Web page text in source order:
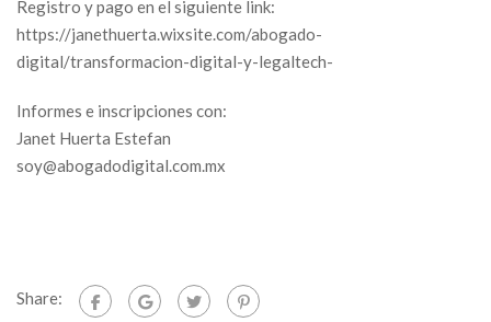
Registro y pago en el siguiente link:
https://janethuerta.wixsite.com/abogado-
digital/transformacion-digital-y-legaltech-
Informes e inscripciones con:
Janet Huerta Estefan
soy@abogadodigital.com.mx
Share: